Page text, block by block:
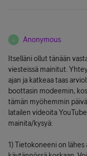
A Anonymous
Itselläni ollut tänään
viesteissä mainitut.
ajan ja katkeaa taas
boottasin modeemin,
tämän myöhemmin
latailen videoita
mainita/kysyä:
1) Tietokoneeni on lähes